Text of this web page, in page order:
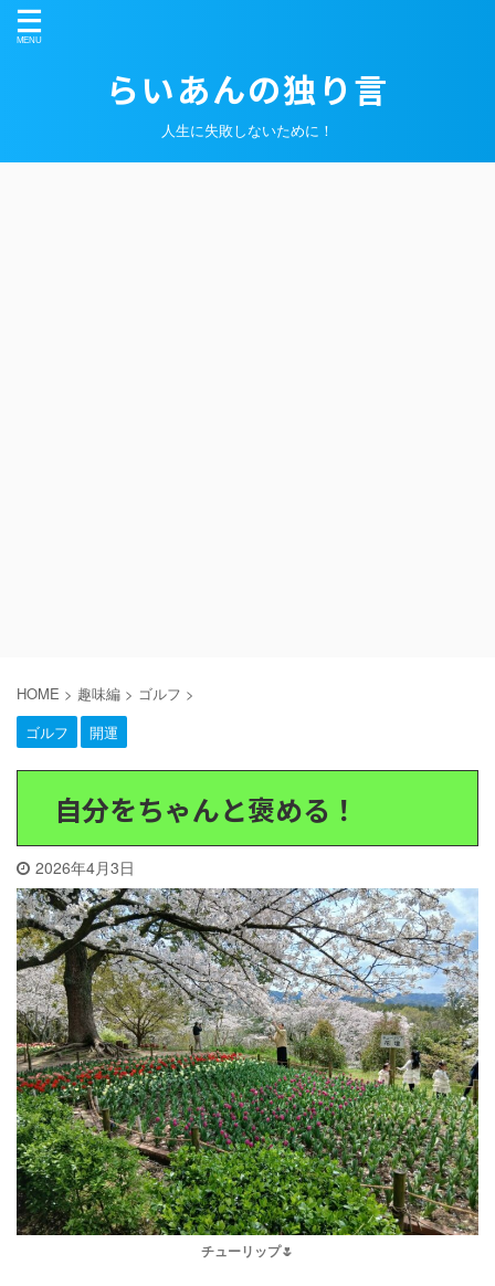
らいあんの独り言
人生に失敗しないために！
HOME > 趣味編 > ゴルフ >
ゴルフ
開運
自分をちゃんと褒める！
2026年4月3日
チューリップ🌷